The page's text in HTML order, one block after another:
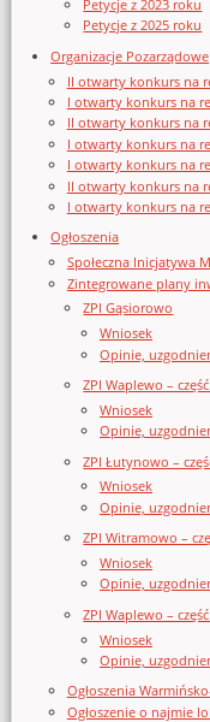
Petycje z 2023 roku
Petycje z 2025 roku
Organizacje Pozarządowe
II otwarty konkurs na
I otwarty konkurs na
II otwarty konkurs na
I otwarty konkurs na
I otwarty konkurs na
II otwarty konkurs na
I otwarty konkurs na
Ogłoszenia
Społeczna Inicjatywa
Zintegrowane plany
ZPI Gąsiorowo
Wniosek
Opinie,
ZPI Waplewo –
Wniosek
Opinie,
ZPI Łutynowo –
Wniosek
Opinie,
ZPI Witramowo –
Wniosek
Opinie,
ZPI Waplewo –
Wniosek
Opinie,
Ogłoszenia
Ogłoszenie o najmie